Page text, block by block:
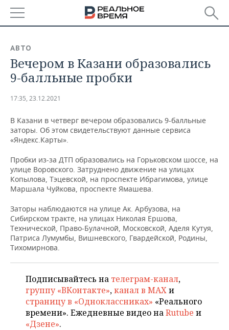
БАШКОРТОСТАН
ТАТАРСТАН
НОВОСТИ
АНАЛИТИКА
ДЕКЛАРАЦИИ О ДОХОДАХ
ВУЗЫ ТАТАРСТАНА
ТОРГОВЫЕ ЦЕНТРЫ
ТАТАРСТАНА
НОВОСТИ ЭКОНОМИКИ
БАНКИ
ИНВЕСТИЦИИ
ПРОМЫШЛЕННОСТЬ
ПРОМЫШЛЕННОСТИ
АГРОПРОМ
МАШИНОСТРОЕНИЕ
НЕФТЕХИМИЯ
ОПК
ЭНЕРГЕТИКА
НЕДВИЖИМОСТЬ
НОВОСТИ НЕДВИЖИМОСТИ
АВТО
НОВОСТИ БИЗНЕСА
РОЗНИЧНАЯ ТОРГОВЛЯ
УСЛУГИ
ТЕХНОЛОГИИ
НОВОСТИ ТЕХНОЛОГИЙ
МЕДИА
ТЕЛЕКОММУНИКАЦИИ
МЕРОПРИЯТИЯ
ВЫЕЗДНАЯ РЕДАКЦИЯ
БИЗНЕС-БРАНЧИ
НОВОСТИ СПОРТА
ФУТБОЛ
ОБЩЕСТВО
НОВОСТИ ОБЩЕСТВА
ФОТОГАЛЕРЕЯ
АВТО
Вечером в Казани образовались
9-балльные пробки
17:35, 23.12.2021
В Казани в четверг вечером образовались 9-балльные
заторы. Об этом свидетельствуют данные сервиса
«Яндекс.Карты».
Пробки из-за ДТП образовались на Горьковском шоссе, на
улице Воровского. Затруднено движение на улицах
Копылова, Тэцевской, на проспекте Ибрагимова, улице
Маршала Чуйкова, проспекте Ямашева.
Заторы наблюдаются на улице Ак. Арбузова, на
Сибирском тракте, на улицах Николая Ершова,
Технической, Право-Булачной, Московской, Аделя Кутуя,
Патриса Лумумбы, Вишневского, Гвардейской, Родины,
Тихомирнова.
Подписывайтесь на телеграм-канал,
группу «ВКонтакте»,канал в MAXи
страницу в «Одноклассниках» «Реального
времени». Ежедневные видео наRutube и
«Дзене».